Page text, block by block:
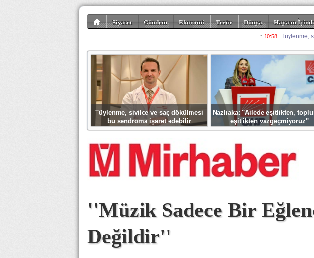
Siyaset Gündem Ekonomi Terör Dünya Hayatın
Misafir Kalem
Tüylenme, sivilce ve saç dökülmesi
bu sendroma işaret edebilir
Nazlıaka: ''Ailede eşitlikten,
eşitlikten vazgeçmiyoruz''
''Müzik Sadece Bir
Değildir''